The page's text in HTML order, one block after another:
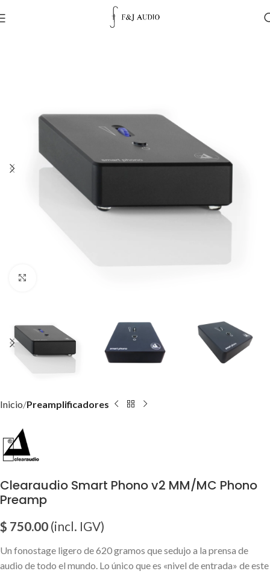
Inicio Preamplificadores
Clearaudio Smart Phono v2 MM/MC Phono
Preamp
$ 750.00 (incl. IGV)
Un fonostage ligero de 620 gramos que sedujo a la prensa de
audio de todo el mundo. Lo único que es «nivel de entrada» de este